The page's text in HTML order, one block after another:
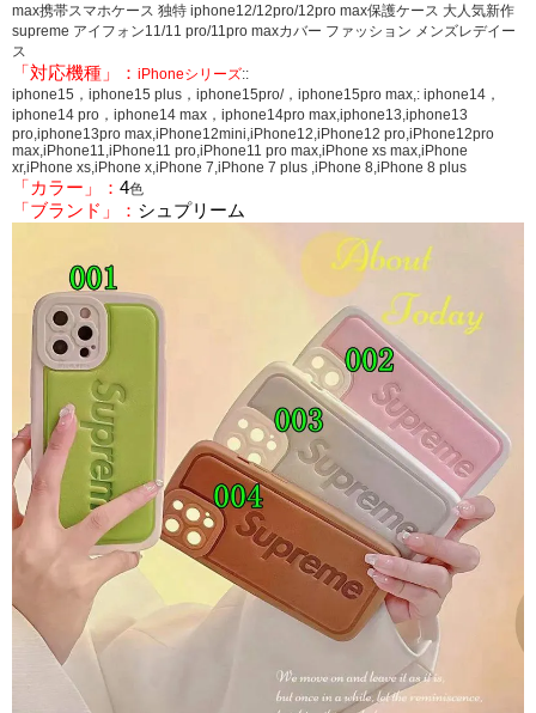
max携帯スマホケース 独特 iphone12/12pro/12pro max保護ケース 大人気新作
supreme アイフォン11/11 pro/11pro maxカバー ファッション メンズレデイー
ス
「対応機種」： iPhoneシリーズ::
iphone15，iphone15 plus，iphone15pro/，iphone15pro max,: iphone14，
iphone14 pro，iphone14 max，iphone14pro max,iphone13,iphone13
pro,iphone13pro max,iPhone12mini,iPhone12,iPhone12 pro,iPhone12pro
max,iPhone11,iPhone11 pro,iPhone11 pro max,iPhone xs max,iPhone
xr,iPhone xs,iPhone x,iPhone 7,iPhone 7 plus ,iPhone 8,iPhone 8 plus
「カラー」： 4色
「ブランド」： シュプリーム